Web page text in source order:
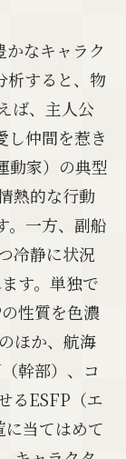
なキャラク
析すると、物
ば、主人公
し仲間を惹き
動家）の典型
熱的な行動
。一方、副船
冷静に状況
す。単独で
性質を色濃
ほか、航海
幹部）、コ
るESFP（エ
当てはめて